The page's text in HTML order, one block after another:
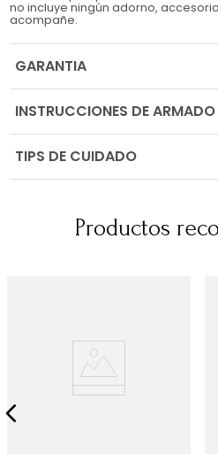
no incluye ningún adorno,
acompañe.
GARANTIA
INSTRUCCIONES DE ARMADO
TIPS DE CUIDADO
Productos